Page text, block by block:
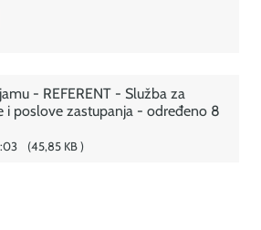
- REFERENT - Služba za
i poslove zastupanja - određeno 8
45,85 KB